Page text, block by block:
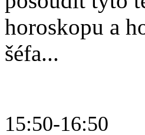
horoskopu a
šéfa...
15:50-16:50